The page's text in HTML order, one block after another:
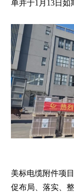
单并于1月13日如
美标电缆附件项
促布局、落实、